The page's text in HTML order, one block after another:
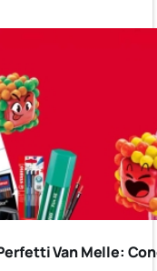
Van Melle: